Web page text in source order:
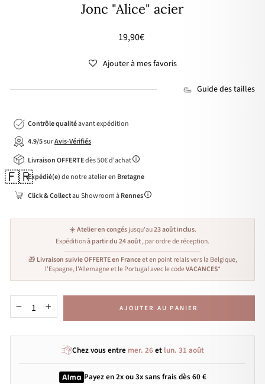
Jonc "Alice" acier
Prix
19,90€
Ajouter à mes favoris
Guide des tailles
Contrôle qualitéavant expédition
4.9/5surAvis-Vérifiés
Livraison OFFERTEdès 50€ d'achat
🇫🇷Expédié(e)de notre atelier en Bretagne
Click & Collectau Showroom àRennes
☀️Atelier en congésjusqu'au23 août inclus.
Expéditionà partir du 24 août, par ordre de réception.
🎁 Livraison suivie OFFERTE en Franceet en point relais vers la Belgique,
l'Espagne, l'Allemagne et le Portugal avec le codeVACANCES*
+ AJOUTER AU PANIER
Chez vous entre mer. 26et lun. 31 août
Payez en 2x ou 3xsans fraisdès 60 €